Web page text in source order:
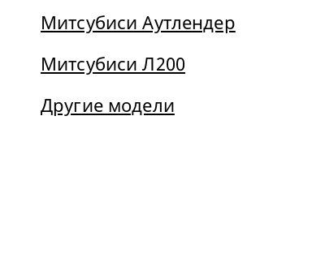
Митсубиси Аутлендер
Митсубиси Л200
Другие модели